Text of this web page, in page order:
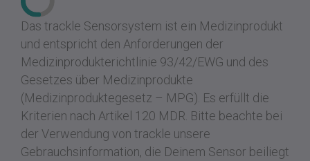
Das trackle Sensorsystem ist ein Medizinprodukt
und entspricht den Anforderungen der
Medizinprodukterichtlinie 93/42/EWG und des
Gesetzes über Medizinprodukte
(Medizinproduktegesetz – MPG). Es erfüllt die
Kriterien nach Artikel 120 MDR. Bitte beachte bei
der Verwendung von trackle unsere
Gebrauchsinformation, die Deinem Sensor beiliegt